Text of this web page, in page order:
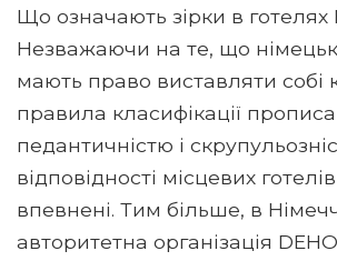
Що означають зірки в
Незважаючи на те, що німецькі
мають право виставляти собі
правила класифікації
педантичністю і
відповідності місцевих
впевнені. Тим більше, в
авторитетна організація